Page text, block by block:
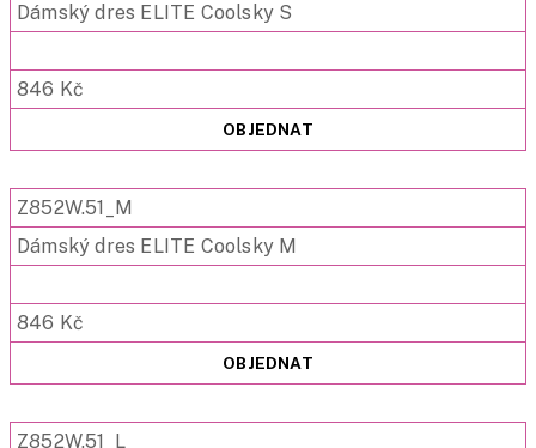
Dámský dres ELITE Coolsky S
846 Kč
OBJEDNAT
Z852W.51_M
Dámský dres ELITE Coolsky M
846 Kč
OBJEDNAT
Z852W.51_L